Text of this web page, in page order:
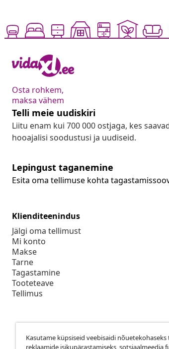
Osta rohkem,
maksa vähem
Telli meie uudiskiri
Liitu enam kui 700 000 ostjaga, kes
hooajalisi soodustusi ja uudiseid.
Lepingust taganemine
Esita oma tellimuse kohta
Klienditeenindus
Jälgi oma tellimust
Mi konto
Makse
Tarne
Tagastamine
Tooteteave
Tellimus
Kasutame küpsiseid veebisaidi nõuetekohaseks
reklaamide isikupärastamiseks, sotsiaalmeedia